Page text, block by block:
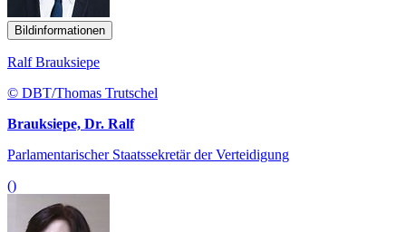
Bildinformationen
Ralf Brauksiepe
© DBT/Thomas Trutschel
Brauksiepe, Dr. Ralf
Parlamentarischer Staatssekretär der Verteidigung
()